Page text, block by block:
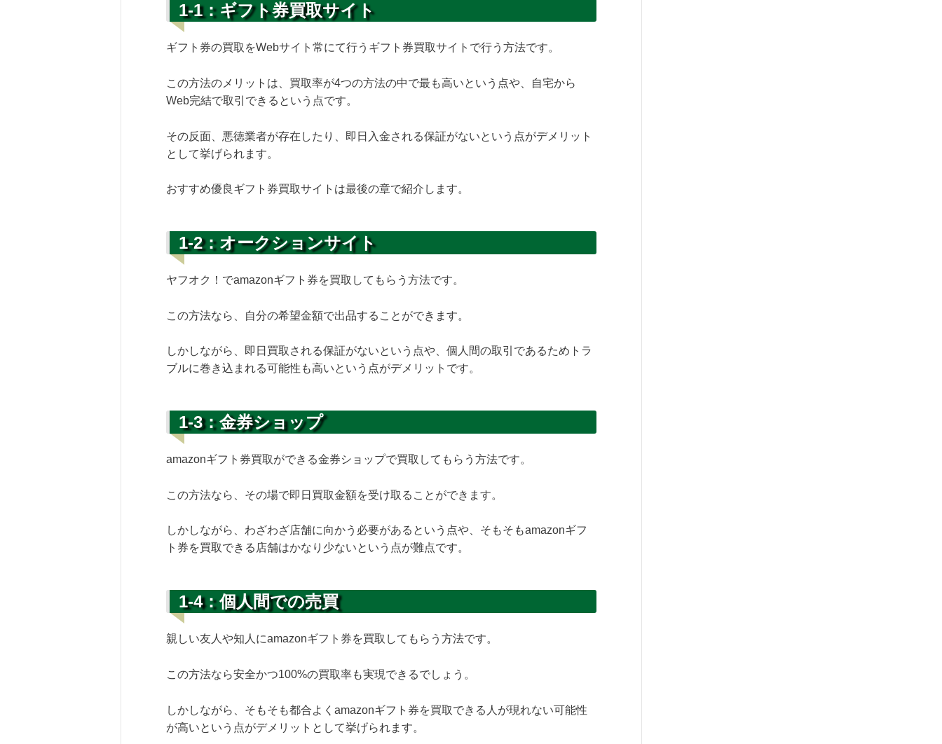
1-1：ギフト券買取サイト
ギフト券の買取をWebサイト常にて行うギフト券買取サイトで行う方法です。
この方法のメリットは、買取率が4つの方法の中で最も高いという点や、自宅から
Web完結で取引できるという点です。
その反面、悪徳業者が存在したり、即日入金される保証がないという点がデメリット
として挙げられます。
おすすめ優良ギフト券買取サイトは最後の章で紹介します。
1-2：オークションサイト
ヤフオク！でamazonギフト券を買取してもらう方法です。
この方法なら、自分の希望金額で出品することができます。
しかしながら、即日買取される保証がないという点や、個人間の取引であるためトラ
ブルに巻き込まれる可能性も高いという点がデメリットです。
1-3：金券ショップ
amazonギフト券買取ができる金券ショップで買取してもらう方法です。
この方法なら、その場で即日買取金額を受け取ることができます。
しかしながら、わざわざ店舗に向かう必要があるという点や、そもそもamazonギフ
ト券を買取できる店舗はかなり少ないという点が難点です。
1-4：個人間での売買
親しい友人や知人にamazonギフト券を買取してもらう方法です。
この方法なら安全かつ100%の買取率も実現できるでしょう。
しかしながら、そもそも都合よくamazonギフト券を買取できる人が現れない可能性
が高いという点がデメリットとして挙げられます。